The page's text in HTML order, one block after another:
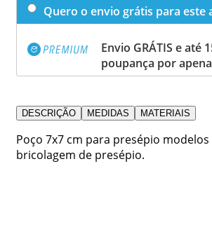
Quero o envio grátis para este
Envio GRÁTIS e até
poupança por
DESCRIÇÃO MEDIDAS MATERIAIS
Poço 7x7 cm para presépio
bricolagem de presépio.